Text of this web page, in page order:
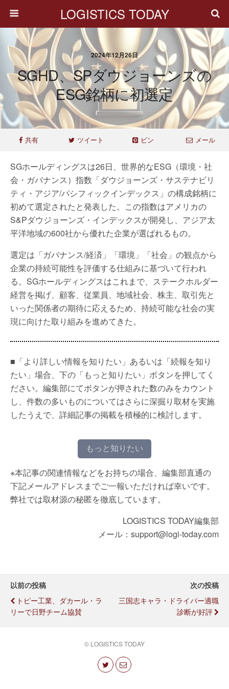
LOGISTICS TODAY
2024年12月26日
SGHD、SPダウジョーンズの
ESG銘柄に初選定
共有 ツイート ピン メール
SGホールディングスは26日、世界的なESG（環境・社
会・ガバナンス）指数「ダウジョーンズ・サステナビリ
ティ・アジア/パシフィックインデックス」の構成銘柄に
初めて選定されたと発表した。この指数はアメリカの
S&Pダウジョーンズ・インデックスが開発し、アジア太
平洋地域の600社から優れた企業が選ばれるもの。
選定は「ガバナンス/経済」「環境」「社会」の観点から
企業の持続可能性を評価する仕組みに基づいて行われ
る。SGホールディングスはこれまで、ステークホルダー
経営を掲げ、顧客、従業員、地域社会、株主、取引先と
いった関係者の期待に応えるため、持続可能な社会の実
現に向けた取り組みを進めてきた。
■「より詳しい情報を知りたい」あるいは「続報を知り
たい」場合、下の「もっと知りたい」ボタンを押してく
ださい。編集部にてボタンが押された数のみをカウント
し、件数の多いものについてはさらに深掘り取材を実施
したうえで、詳細記事の掲載を積極的に検討します。
もっと知りたい
※本記事の関連情報などをお持ちの場合、編集部直通の
下記メールアドレスまでご一報いただければ幸いです。
弊社では取材源の秘匿を徹底しています。
LOGISTICS TODAY編集部
メール：support@logi-today.com
以前の投稿
トピー工業、ダカール・ラ
リーで日野チーム協賛
次の投稿
三国志キャラ・ドライバー適職
診断が好評
© LOGISTICS TODAY